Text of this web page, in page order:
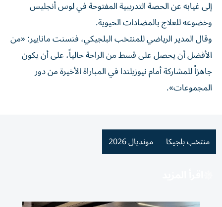
إلى غيابه عن الحصة التدريبية المفتوحة في لوس أنجليس
وخضوعه للعلاج بالمضادات الحيوية.
وقال المدير الرياضي للمنتخب البلجيكي، فنسنت مانايير: «من
الأفضل أن يحصل على قسط من الراحة حالياً، على أن يكون
جاهزاً للمشاركة أمام نيوزيلندا في المباراة الأخيرة من دور
المجموعات».
منتخب بلجيكا مونديال 2026